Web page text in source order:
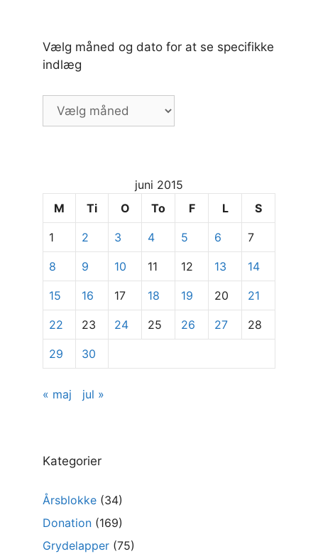
Vælg måned og dato for at se specifikke
indlæg
Vælg
måned
specifikke
indlæg
juni 2015
M
Ti O To F L S
1 2 3 4 5 6 7
8 9 10 11 12 13 14
15 16 17 18 19 20 21
22 23 24 25 26 27 28
29 30
« maj jul »
Kategorier
Årsblokke (34)
Donation (169)
Grydelapper (75)